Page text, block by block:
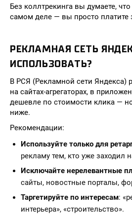
Без коллтрекинга вы думаете,
самом деле — вы просто платите
РЕКЛАМНАЯ СЕТЬ
ИСПОЛЬЗОВАТЬ?
В РСЯ (Рекламной сети Яндекса)
на сайтах-агрегаторах, в
дешевле по стоимости клика —
ниже.
Рекомендации:
Используйте только для
рекламу тем, кто уже заходил
Исключайте нерелевантные
сайты, новостные порталы,
Таргетируйте по интересам:
интерьера», «строительство».